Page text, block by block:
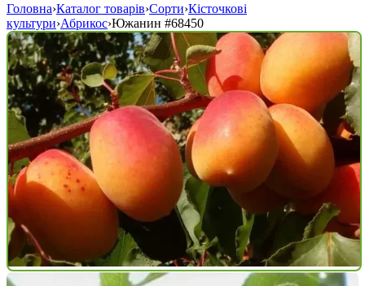
Головна›Каталог товарів›Сорти›Кісточкові
культури›Абрикос›Южанин #68450